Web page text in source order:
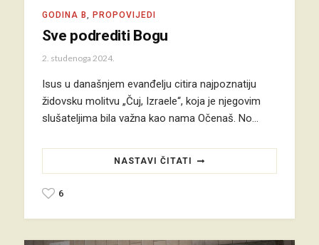
GODINA B, PROPOVIJEDI
Sve podrediti Bogu
2. studenoga 2024.
Isus u današnjem evanđelju citira najpoznatiju
židovsku molitvu „Čuj, Izraele“, koja je njegovim
slušateljima bila važna kao nama Očenaš. No…
NASTAVI ČITATI
6